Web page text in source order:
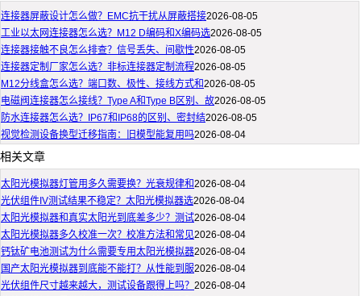
连接器屏蔽设计怎么做？EMC抗干扰从屏蔽搭接2026-08-05
工业以太网连接器怎么选？M12 D编码和X编码选2026-08-05
连接器接触不良怎么排查？信号丢失、间歇性2026-08-05
连接器定制厂家怎么选？非标连接器定制流程2026-08-05
M12分线盒怎么选？端口数、极性、接线方式和2026-08-05
电磁阀连接器怎么接线？Type A和Type B区别、故2026-08-05
防水连接器怎么选？IP67和IP68的区别、密封结2026-08-05
视觉检测设备换型迁移指南：旧模型能复用吗2026-08-04
相关文章
太阳光模拟器灯管用多久需要换？光衰规律和2026-08-04
光伏组件IV测试结果不稳定？太阳光模拟器选2026-08-04
太阳光模拟器和真实太阳光到底差多少？测试2026-08-04
太阳光模拟器多久校准一次？校准方法和常见2026-08-04
钙钛矿电池测试为什么需要专用太阳光模拟器2026-08-04
国产太阳光模拟器到底能不能打？从性能到服2026-08-04
光伏组件尺寸越来越大，测试设备跟得上吗？ 2026-08-04